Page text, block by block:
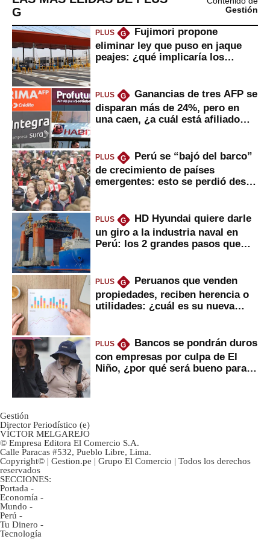
G
Gestión
PLUS G
Fujimori propone
eliminar ley que puso en jaque
peajes: ¿qué implicaría los
PLUS G
Ganancias de tres AFP se
disparan más de 24%, pero en
una caen, ¿a cuál está afiliado
PLUS G
Perú se “bajó del barco”
de crecimiento de países
emergentes: esto se perdió desde
PLUS G
HD Hyundai quiere darle
un giro a la industria naval en
Perú: los 2 grandes pasos que
PLUS G
Peruanos que venden
propiedades, reciben herencia o
utilidades: ¿cuál es su nueva
PLUS G
Bancos se pondrán duros
con empresas por culpa de El
Niño, ¿por qué será bueno para
Gestión
Director Periodístico (e)
VÍCTOR MELGAREJO
© Empresa Editora El Comercio S.A.
Calle Paracas #532, Pueblo Libre, Lima.
Copyright© | Gestion.pe | Grupo El Comercio | Todos los derechos
reservados
SECCIONES:
Portada -
Economía -
Mundo -
Perú -
Tu Dinero -
Tecnología